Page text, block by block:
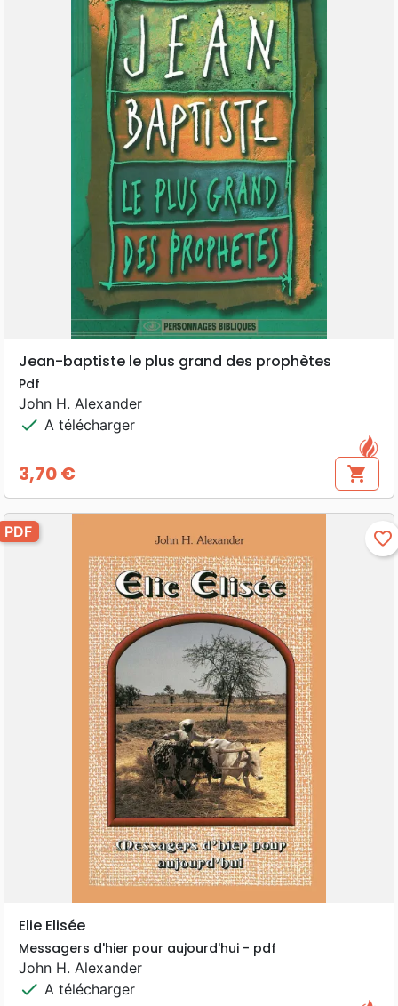
Jean-baptiste le plus grand des prophètes
Pdf
John H. Alexander
check A télécharger
Prix
3,70 € shopping_cart
PDF favorite_border
Elie Elisée
Messagers d'hier pour aujourd'hui - pdf
John H. Alexander
check A télécharger